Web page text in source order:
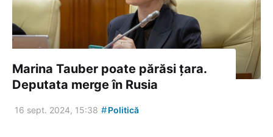
Marina Tauber poate părăsi țara.
Deputata merge în Rusia
16 sept. 2024, 15:38 #Politică